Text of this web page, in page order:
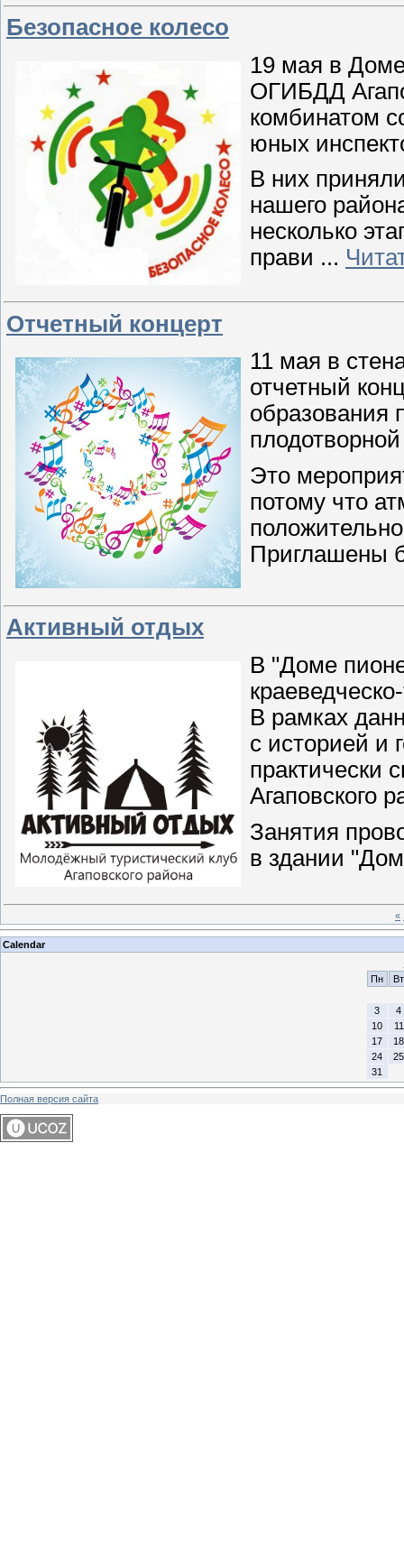
Безопасное колесо
19 мая в
ОГИБДД
комбинатом
юных
В них
нашего
несколько
прави ...
Отчетный концерт
11 мая в
отчетный
образования
Это
потому что
Приглашены
Активный отдых
В "Доме
В рамках
с историей и
практически
Агаповского
Занятия
в здании
«
Calendar
Пн
Вт
3
4
10
11
17
18
24
25
31
Полная версия сайта